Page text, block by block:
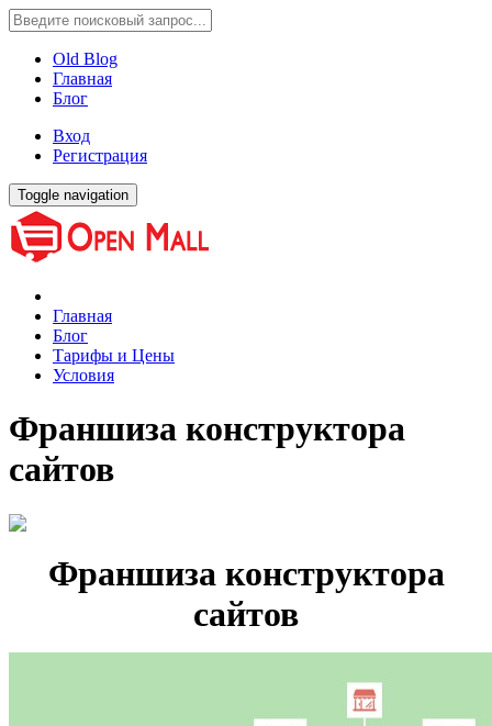
Old Blog
Главная
Блог
Вход
Регистрация
Toggle navigation
Главная
Блог
Тарифы и Цены
Условия
Франшиза конструктора
сайтов
Франшиза конструктора
сайтов